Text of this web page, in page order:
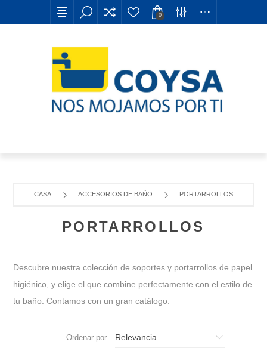
0
CASA ACCESORIOS DE BAÑO PORTARROLLOS
PORTARROLLOS
Descubre nuestra colección de soportes y portarrollos de papel
higiénico, y elige el que combine perfectamente con el estilo de
tu baño. Contamos con un gran catálogo.
Ordenar por